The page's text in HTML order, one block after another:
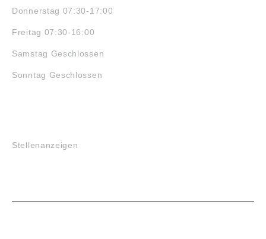
Donnerstag 07:30-17:00
Freitag 07:30-16:00
Samstag Geschlossen
Sonntag Geschlossen
Stellenanzeigen